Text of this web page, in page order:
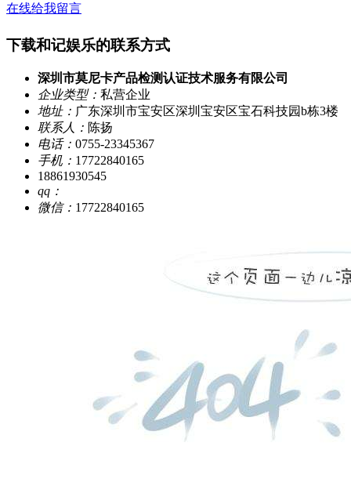
在线给我留言
下载和记娱乐的联系方式
深圳市莫尼卡产品检测认证技术服务有限公司
企业类型： 私营企业
地址： 广东深圳市宝安区深圳宝安区宝石科技园b栋3楼
联系人： 陈扬
电话： 0755-23345367
手机： 17722840165
18861930545
qq：
微信： 17722840165